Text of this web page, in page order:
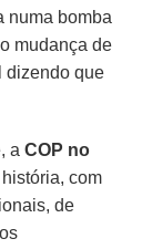
numa bomba
mudança de
dizendo que
aCOP no
com
de